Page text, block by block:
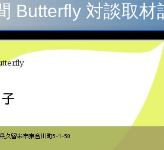
Butterfly 対談取材